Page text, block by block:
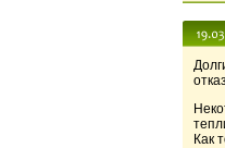
Как